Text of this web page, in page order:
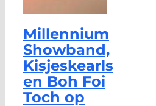
Millennium
Showband,
Kisjeskearls
en Boh Foi
Toch op